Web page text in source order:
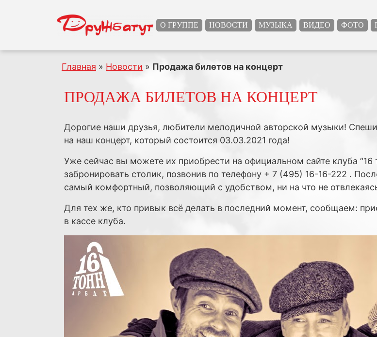
О ГРУППЕ НОВОСТИ МУЗЫКА ВИДЕО ФОТО
Главная » Новости » Продажа билетов на концерт
ПРОДАЖА БИЛЕТОВ НА КОНЦЕРТ
Дорогие наши друзья, любители мелодичной авторской музыки!
на наш концерт, который состоится 03.03.2021 года!
Уже сейчас вы можете их приобрести на официальном сайте клуба “16
забронировать столик, позвонив по телефону + 7 (495) 16-16-222 .
самый комфортный, позволяющий с удобством, ни на что не
Для тех же, кто привык всё делать в последний момент, сообщаем:
в кассе клуба.